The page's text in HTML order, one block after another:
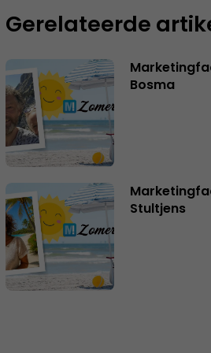
Gerelateerde
Bosma
Stultjens